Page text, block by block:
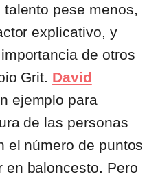
pese menos,
explicativo, y
de otros
Grit. David
ejemplo para
de las personas
el número de puntos
en baloncesto. Pero